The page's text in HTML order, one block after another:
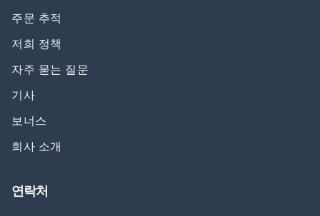
주문 추적
저희 정책
자주 묻는 질문
기사
보너스
회사 소개
연락처